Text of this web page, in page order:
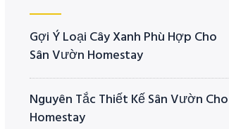
Gợi Ý Loại Cây Xanh Phù Hợp Cho
Sân Vườn Homestay
Nguyên Tắc Thiết Kế Sân Vườn Cho
Homestay